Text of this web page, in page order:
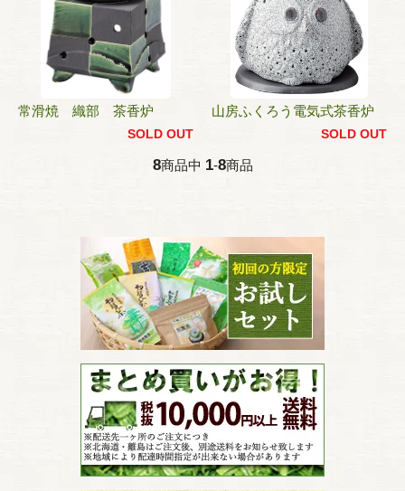
常滑焼 織部 茶香炉
SOLD OUT
山房ふくろう電気式茶香炉
SOLD OUT
8商品中 1-8商品